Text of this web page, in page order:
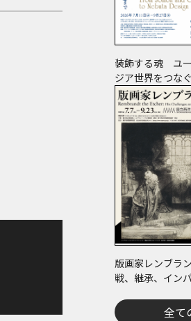
装飾する魂 ユ
ジア世界をつな
宇宙―縄文、ケ
ら、ねぶたまで
版画家レンブラ
戦、継承、イン
全て